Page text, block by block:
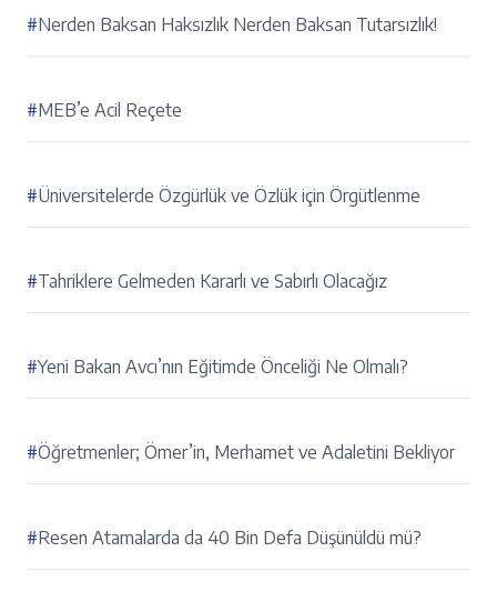
#Nerden Baksan Haksızlık Nerden Baksan Tutarsızlık!
#MEB’e Acil Reçete
#Üniversitelerde Özgürlük ve Özlük için Örgütlenme
#Tahriklere Gelmeden Kararlı ve Sabırlı Olacağız
#Yeni Bakan Avcı’nın Eğitimde Önceliği Ne Olmalı?
#Öğretmenler; Ömer’in, Merhamet ve Adaletini Bekliyor
#Resen Atamalarda da 40 Bin Defa Düşünüldü mü?